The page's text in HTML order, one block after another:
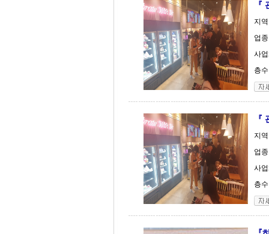
『
지
업
사
층
『
지
업
사
층